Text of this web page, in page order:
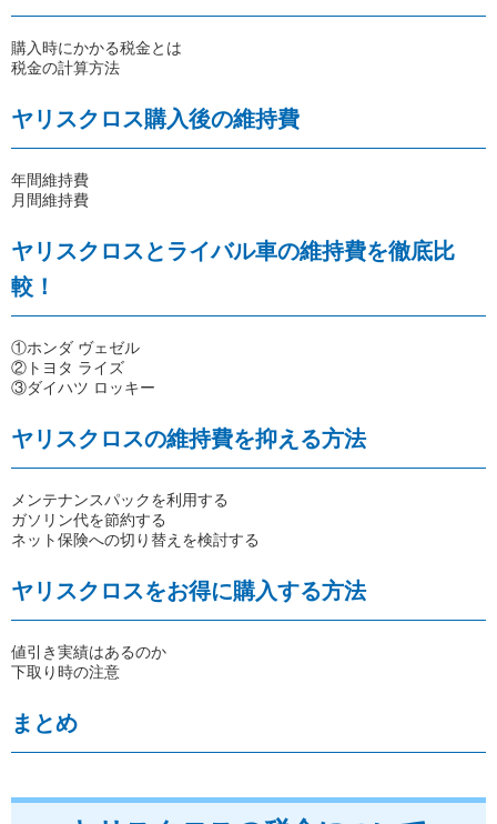
購入時にかかる税金とは
税金の計算方法
ヤリスクロス購入後の維持費
年間維持費
月間維持費
ヤリスクロスとライバル車の維持費を徹底比
較！
①ホンダ ヴェゼル
②トヨタ ライズ
③ダイハツ ロッキー
ヤリスクロスの維持費を抑える方法
メンテナンスパックを利用する
ガソリン代を節約する
ネット保険への切り替えを検討する
ヤリスクロスをお得に購入する方法
値引き実績はあるのか
下取り時の注意
まとめ